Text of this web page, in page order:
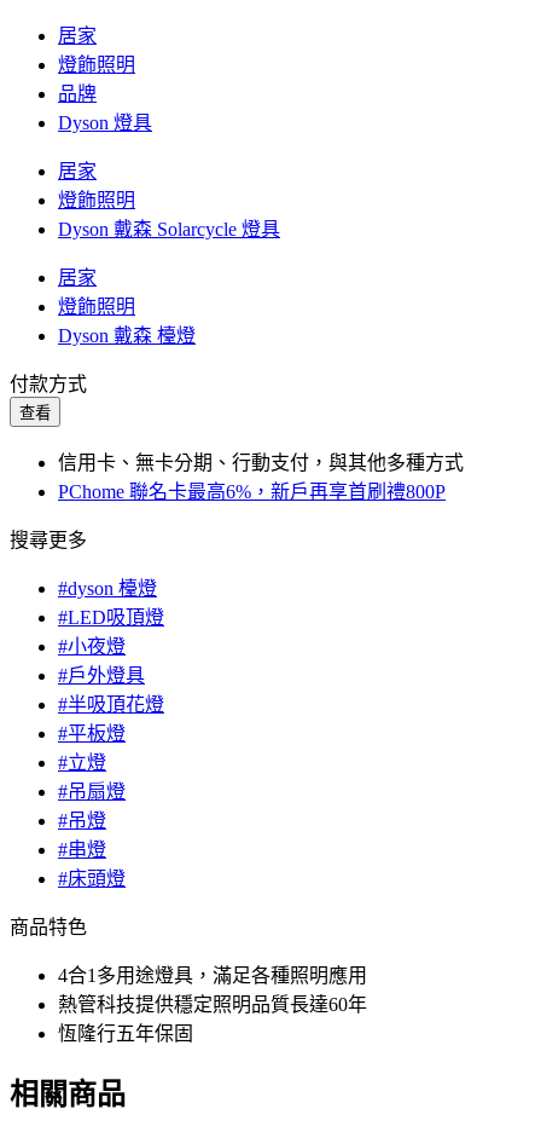
居家
燈飾照明
品牌
Dyson 燈具
居家
燈飾照明
Dyson 戴森 Solarcycle 燈具
居家
燈飾照明
Dyson 戴森 檯燈
付款方式
查看
信用卡、無卡分期、行動支付，與其他多種方式
PChome 聯名卡最高6%，新戶再享首刷禮800P
搜尋更多
#dyson 檯燈
#LED吸頂燈
#小夜燈
#戶外燈具
#半吸頂花燈
#平板燈
#立燈
#吊扇燈
#吊燈
#串燈
#床頭燈
商品特色
4合1多用途燈具，滿足各種照明應用
熱管科技提供穩定照明品質長達60年
恆隆行五年保固
相關商品